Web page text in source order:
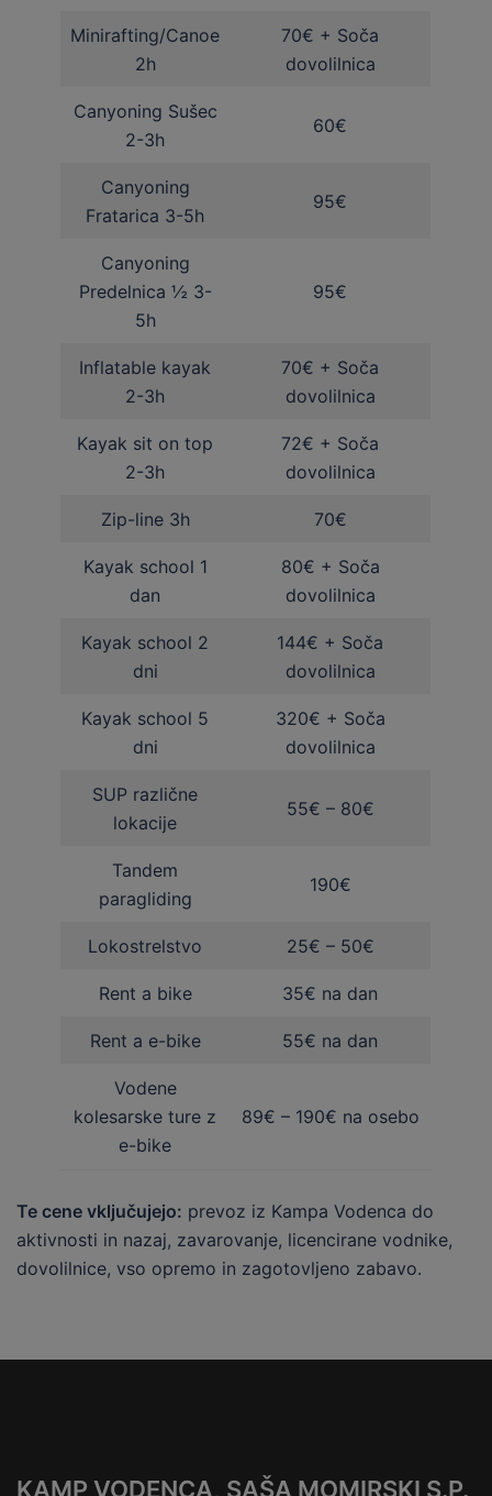
Minirafting/Canoe
2h
70€ + Soča
dovolilnica
Canyoning Sušec
2-3h
60€
Canyoning
Fratarica 3-5h
95€
Canyoning
Predelnica ½ 3-
5h
95€
Inflatable kayak
2-3h
70€ + Soča
dovolilnica
Kayak sit on top
2-3h
72€ + Soča
dovolilnica
Zip-line 3h 70€
Kayak school 1
dan
80€ + Soča
dovolilnica
Kayak school 2
dni
144€ + Soča
dovolilnica
Kayak school 5
dni
320€ + Soča
dovolilnica
SUP različne
lokacije
55€ – 80€
Tandem
paragliding
190€
Lokostrelstvo 25€ – 50€
Rent a bike 35€ na dan
Rent a e-bike 55€ na dan
Vodene
kolesarske ture z
e-bike
89€ – 190€ na osebo
Te cene vključujejo: prevoz iz Kampa Vodenca do
aktivnosti in nazaj, zavarovanje, licencirane vodnike,
dovolilnice, vso opremo in zagotovljeno zabavo.
KAMP VODENCA, SAŠA MOMIRSKI S.P.